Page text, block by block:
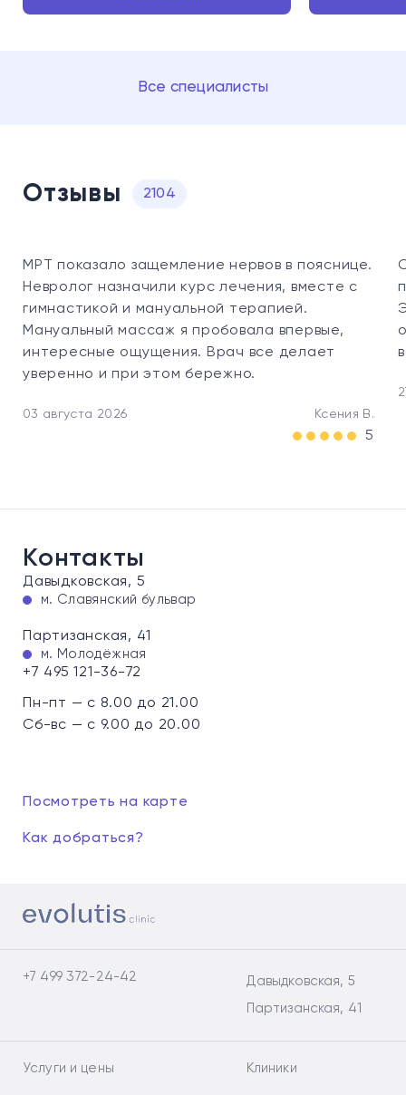
Все специалисты
Отзывы 2104
МРТ показало защемление нервов в пояснице.
Невролог назначили курс лечения, вместе с
гимнастикой и мануальной терапией.
Мануальный массаж я пробовала впервые,
интересные ощущения. Врач все делает
уверенно и при этом бережно.
03 августа 2026 Ксения В.
5
Контакты
Давыдковская, 5
м. Славянский бульвар
Партизанская, 41
м. Молодёжная
+7 495 121-36-72
Пн-пт — с 8.00 до 21.00
Сб-вс — с 9.00 до 20.00
Посмотреть на карте
Как добраться?
+7 499 372-24-42
Давыдковская, 5
Партизанская, 41
Услуги и цены Клиники